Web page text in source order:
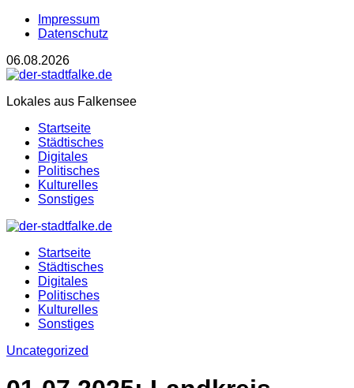
Impressum
Datenschutz
06.08.2026
Lokales aus Falkensee
Startseite
Städtisches
Digitales
Politisches
Kulturelles
Sonstiges
Startseite
Städtisches
Digitales
Politisches
Kulturelles
Sonstiges
Uncategorized